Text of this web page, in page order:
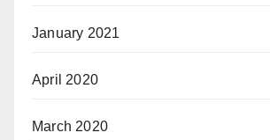
January 2021
April 2020
March 2020